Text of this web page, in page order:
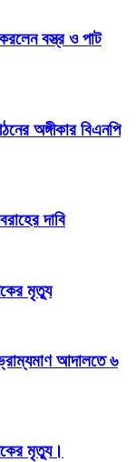
বস্ত্র ও পাট
অঙ্গীকার বিএনপি
দাবি
মৃত্যু
আদালতে ৬
মৃত্যু।